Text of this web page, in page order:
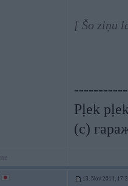
[ Šo ziņu
Pļek
(c)
13. Nov 2014,